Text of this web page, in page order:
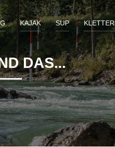
KAJAK SUP
DAS...